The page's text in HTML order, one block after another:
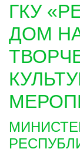
ГКУ
ДОМ